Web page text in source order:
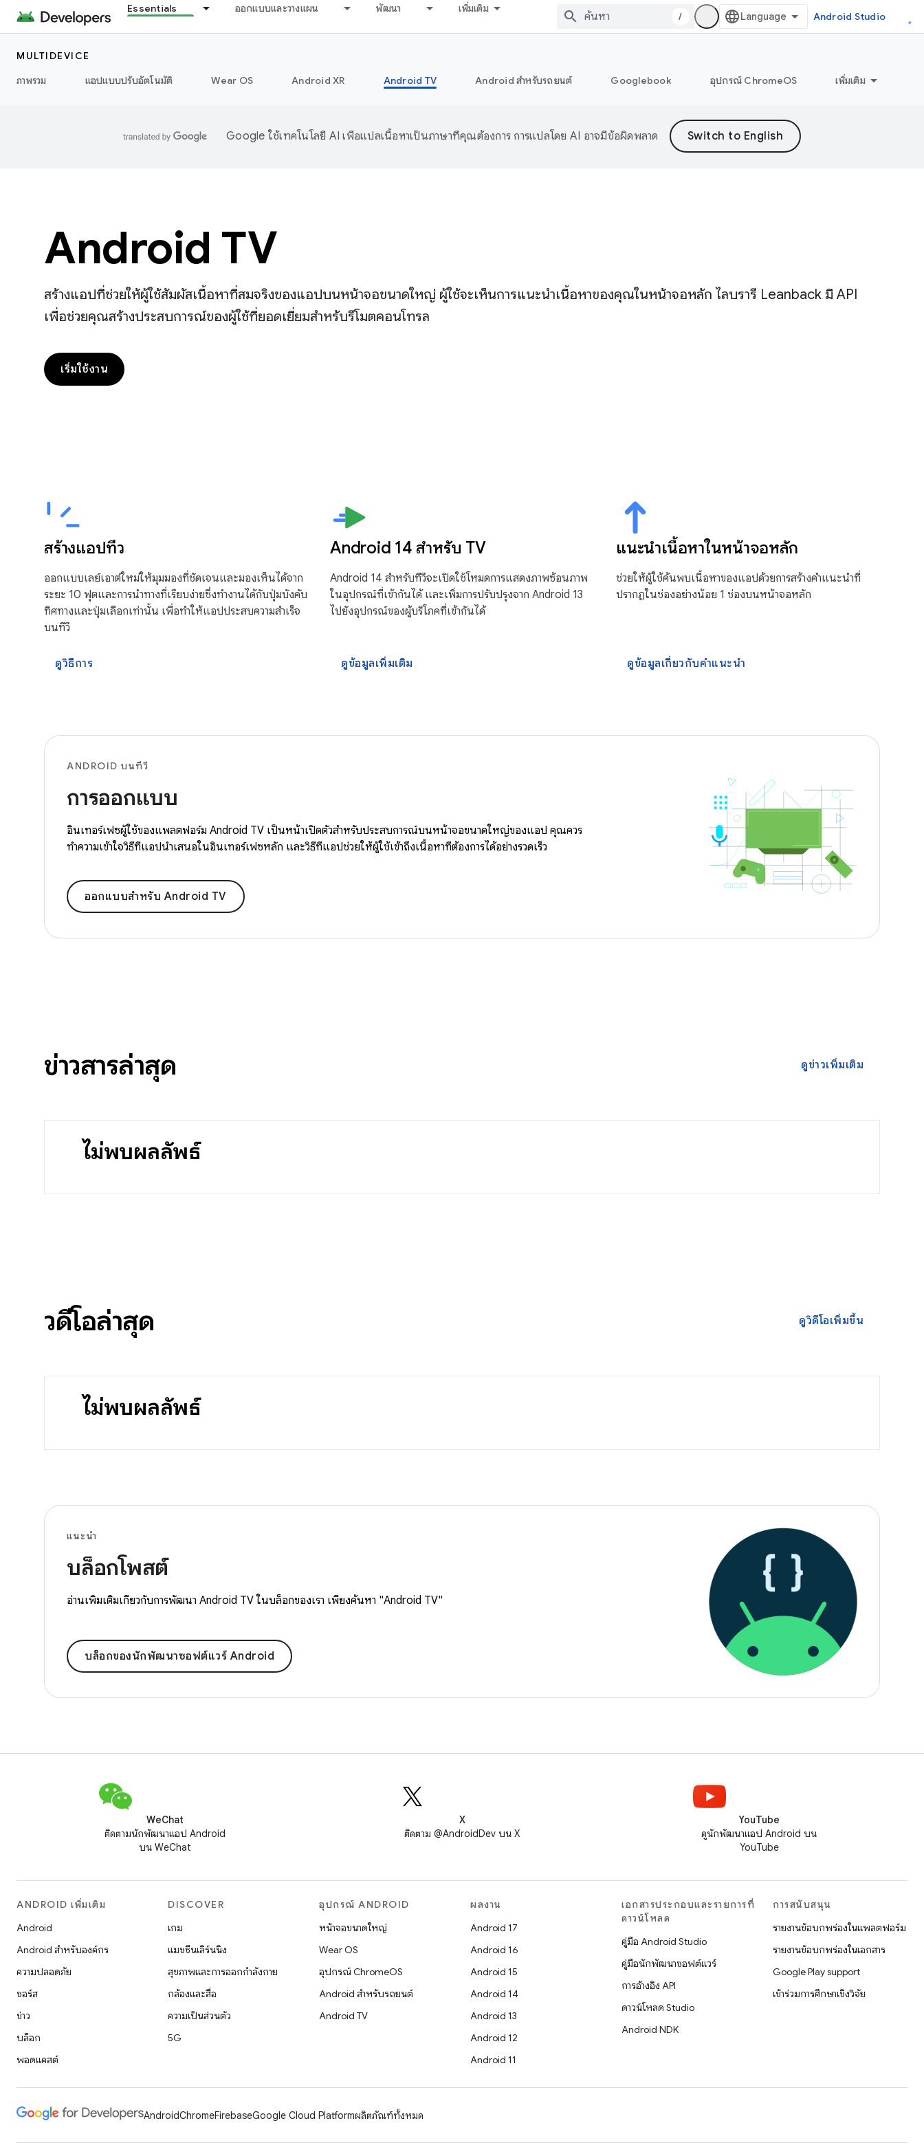
Essentials ออกแบบและวางแผน พัฒนา เพิ่มเติม
/ Android Studio
MULTIDEVICE
ภาพรวม
แอปแบบปรับอัตโนมัติ Wear OS Android XR Android TV Android สำหรับรถยนต์ Googlebook อุปกรณ์ ChromeOS เพิ่มเติม
Google ใช้เทคโนโลยี AI เพื่อแปลเนื้อหาเป็นภาษาที่คุณต้องการ การแปลโดย AI อาจมีข้อผิดพลาด
Android TV
สร้างแอปที่ช่วยให้ผู้ใช้สัมผัสเนื้อหาที่สมจริงของแอปบนหน้าจอขนาดใหญ่ ผู้ใช้จะเห็นการแนะนำเนื้อหาของคุณในหน้าจอหลัก ไลบรารี Leanback มี API
เพื่อช่วยคุณสร้างประสบการณ์ของผู้ใช้ที่ยอดเยี่ยมสำหรับรีโมตคอนโทรล
เริ่มใช้งาน
สร้างแอปทีวี
ออกแบบเลย์เอาต์ใหม่ให้มุมมองที่ชัดเจนและมองเห็นได้จาก
ระยะ 10 ฟุตและการนำทางที่เรียบง่ายซึ่งทำงานได้กับปุ่มบังคับ
ทิศทางและปุ่มเลือกเท่านั้น เพื่อทำให้แอปประสบความสำเร็จ
บนทีวี
ดูวิธีการ
Android 14 สำหรับ TV
Android 14 สำหรับทีวีจะเปิดใช้โหมดการแสดงภาพซ้อนภาพ
ในอุปกรณ์ที่เข้ากันได้ และเพิ่มการปรับปรุงจาก Android 13
ไปยังอุปกรณ์ของผู้บริโภคที่เข้ากันได้
ดูข้อมูลเพิ่มเติม
แนะนำเนื้อหาในหน้าจอหลัก
ช่วยให้ผู้ใช้ค้นพบเนื้อหาของแอปด้วยการสร้างคำแนะนำที่
ปรากฏในช่องอย่างน้อย 1 ช่องบนหน้าจอหลัก
ดูข้อมูลเกี่ยวกับคำแนะนำ
ANDROID บนทีวี
การออกแบบ
อินเทอร์เฟซผู้ใช้ของแพลตฟอร์ม Android TV เป็นหน้าเปิดตัวสำหรับประสบการณ์บนหน้าจอขนาดใหญ่ของแอป คุณควร
ทำความเข้าใจวิธีที่แอปนำเสนอในอินเทอร์เฟซหลัก และวิธีที่แอปช่วยให้ผู้ใช้เข้าถึงเนื้อหาที่ต้องการได้อย่างรวดเร็ว
ออกแบบสำหรับ Android TV
ข่าวสารล่าสุด ดูข่าวเพิ่มเติม
ไม่พบผลลัพธ์
วิดีโอล่าสุด ดูวิดีโอเพิ่มขึ้น
ไม่พบผลลัพธ์
แนะนำ
บล็อกโพสต์
อ่านเพิ่มเติมเกี่ยวกับการพัฒนา Android TV ในบล็อกของเรา เพียงค้นหา "Android TV"
บล็อกของนักพัฒนาซอฟต์แวร์ Android
WeChat
ติดตามนักพัฒนาแอป Android
บน WeChat
X
ติดตาม @AndroidDev บน X
YouTube
ดูนักพัฒนาแอป Android บน
YouTube
ANDROID เพิ่มเติม
Android
Android สำหรับองค์กร
ความปลอดภัย
ซอร์ส
ข่าว
บล็อก
พอดแคสต์
DISCOVER
เกม
แมชชีนเลิร์นนิง
สุขภาพและการออกกำลังกาย
กล้องและสื่อ
ความเป็นส่วนตัว
5G
อุปกรณ์ ANDROID
หน้าจอขนาดใหญ่
Wear OS
อุปกรณ์ ChromeOS
Android สำหรับรถยนต์
Android TV
ผลงาน
Android 17
Android 16
Android 15
Android 14
Android 13
Android 12
Android 11
เอกสารประกอบและรายการที่
ดาวน์โหลด
คู่มือ Android Studio
คู่มือนักพัฒนาซอฟต์แวร์
การอ้างอิง API
ดาวน์โหลด Studio
Android NDK
การสนับสนุน
รายงานข้อบกพร่องในแพลตฟอร์ม
รายงานข้อบกพร่องในเอกสาร
Google Play support
เข้าร่วมการศึกษาเชิงวิจัย
AndroidChromeFirebaseGoogle Cloud Platformผลิตภัณฑ์ทั้งหมด